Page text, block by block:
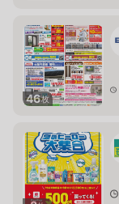
46枚